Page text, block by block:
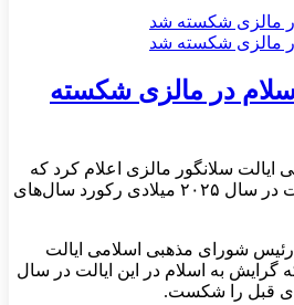
در مالزی شکسته
سلانگور مالزی اعلام کرد که
گرایش به اسلام در این ایالت در سال ۲۰۲۵ میلادی رکورد سال‌های
شورای مذهبی اسلامی ایالت
گرایش به اسلام در این ایالت در سال